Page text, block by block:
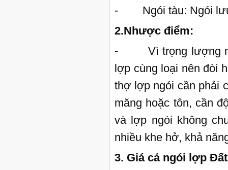
- Ngói tàu: Ngói lưu
2.Nhược điểm:
- Vì trọng lượng
lợp cùng loại nên đòi
thợ lợp ngói cần phải
măng hoặc tôn, cần
và lợp ngói không
nhiều khe hở, khả
3. Giá cả ngói lợp